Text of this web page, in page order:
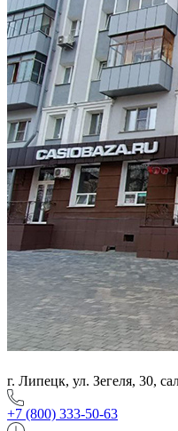
г. Липецк, ул. Зегеля, 30,
+7 (800) 333-50-63